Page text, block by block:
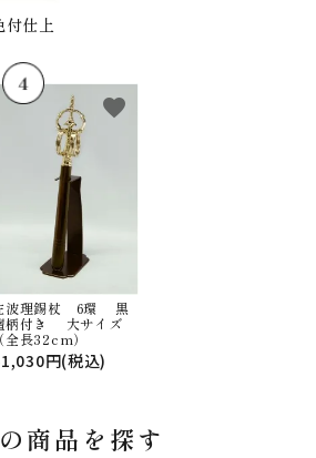
仕上
波理錫杖 6環 黒
柄付き 大サイズ
（全長32cm）
円(税込)
favorite
商品を探す